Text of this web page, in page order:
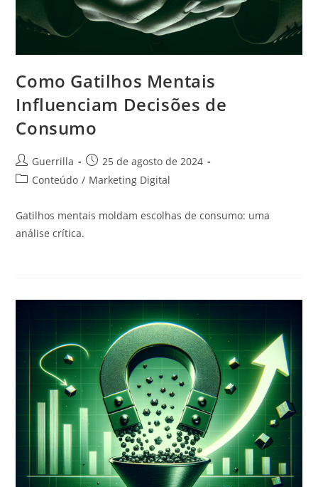
Como Gatilhos Mentais
Influenciam Decisões de
Consumo
Autor
do
Guerrilla
Post
publicado:
25 de agosto de 2024
Categoria
post:
Conteúdo / Marketing Digital
Gatilhos mentais moldam escolhas de consumo: uma
análise crítica.